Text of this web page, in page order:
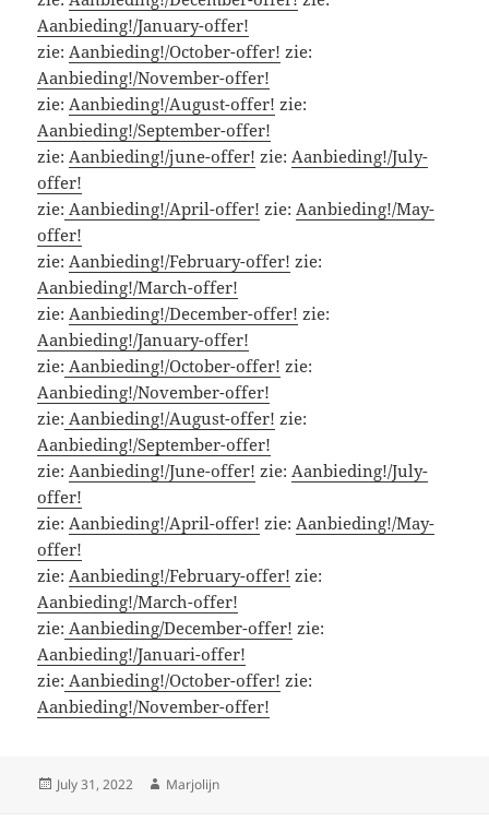
Aanbieding!/January-offer!
zie: Aanbieding!/October-offer! zie:
Aanbieding!/November-offer!
zie: Aanbieding!/August-offer! zie:
Aanbieding!/September-offer!
zie: Aanbieding!/june-offer! zie: Aanbieding!/July-
offer!
zie: Aanbieding!/April-offer! zie: Aanbieding!/May-
offer!
zie: Aanbieding!/February-offer! zie:
Aanbieding!/March-offer!
zie: Aanbieding!/December-offer! zie:
Aanbieding!/January-offer!
zie: Aanbieding!/October-offer! zie:
Aanbieding!/November-offer!
zie: Aanbieding!/August-offer! zie:
Aanbieding!/September-offer!
zie: Aanbieding!/June-offer! zie: Aanbieding!/July-
offer!
zie: Aanbieding!/April-offer! zie: Aanbieding!/May-
offer!
zie: Aanbieding!/February-offer! zie:
Aanbieding!/March-offer!
zie: Aanbieding/December-offer! zie:
Aanbieding!/Januari-offer!
zie: Aanbieding!/October-offer! zie:
Aanbieding!/November-offer!
Posted
July 31, 2022 Author
Marjolijn